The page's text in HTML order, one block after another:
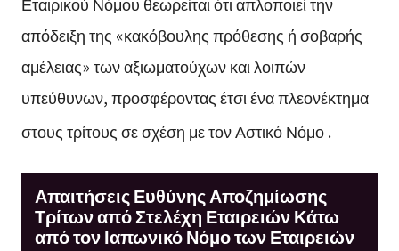
απόδειξη της «κακόβουλης πρόθεσης ή σοβαρής
αμέλειας» των αξιωματούχων και λοιπών
υπεύθυνων, προσφέροντας έτσι ένα πλεονέκτημα
στους τρίτους σε σχέση με τον Αστικό Νόμο.
Απαιτήσεις Ευθύνης Αποζημίωσης
Τρίτων από Στελέχη Εταιρειών Κάτω
από τον Ιαπωνικό Νόμο των Εταιρειών